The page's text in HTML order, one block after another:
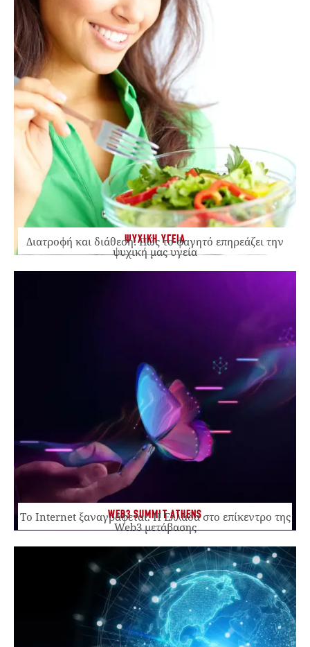
ΨΥΧΙΚΗ ΥΓΕΙΑ
Διατροφή και διάθεση: Πώς το φαγητό επηρεάζει την
ψυχική μας υγεία
WEB3 SUMMIT ATHENS
Το Internet ξαναγράφεται. Η Ελλάδα στο επίκεντρο της
Web3 μετάβασης